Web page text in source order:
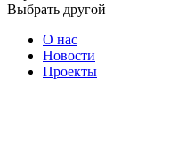
Выбрать другой
О нас
Новости
Проекты